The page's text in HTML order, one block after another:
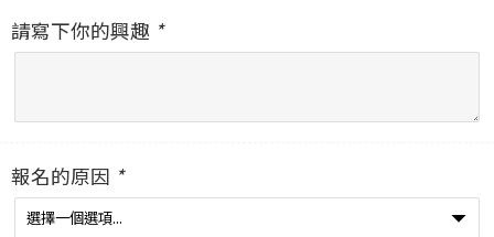
請寫下你的興趣 *
報名的原因 *